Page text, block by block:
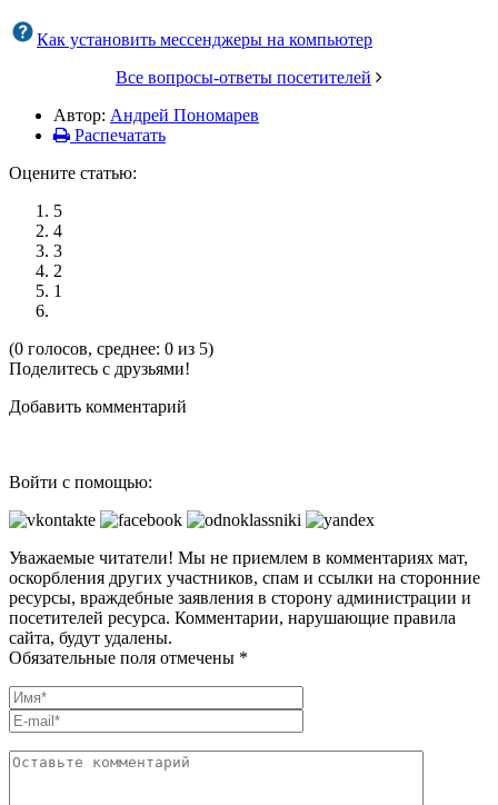
Как установить мессенджеры на компьютер
Все вопросы-ответы посетителей
Автор: Андрей Пономарев
Распечатать
Оцените статью:
5
4
3
2
1
(0 голосов, среднее: 0 из 5)
Поделитесь с друзьями!
Добавить комментарий
Войти с помощью:
Уважаемые читатели! Мы не приемлем в комментариях мат,
оскорбления других участников, спам и ссылки на сторонние
ресурсы, враждебные заявления в сторону администрации и
посетителей ресурса. Комментарии, нарушающие правила
сайта, будут удалены.
Обязательные поля отмечены *